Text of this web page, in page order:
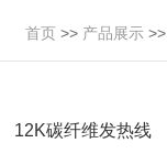
首页 >> 产品展示 >>
12K碳纤维发热线